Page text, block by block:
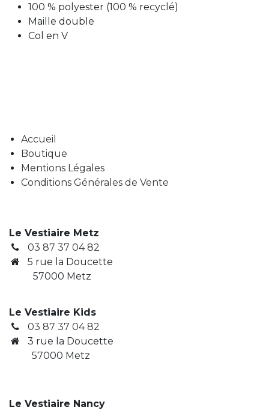
100 % polyester (100 % recyclé)
Maille double
Col en V
Accueil
Boutique
Mentions Légales
Conditions Générales de Vente
Le Vestiaire Metz
03 87 37 04 82
5 rue la Doucette
57000 Metz
Le Vestiaire Kids
03 87 37 04 82
3 rue la Doucette
​ 57000 Metz
Le Vestiaire Nancy